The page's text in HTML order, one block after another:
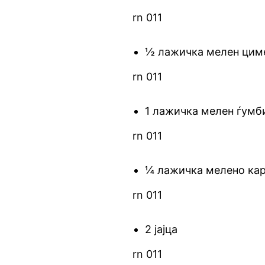
rn 011
½ лажичка мелен
rn 011
1 лажичка мелен
rn 011
¼ лажичка мелено
rn 011
2 јајца
rn 011